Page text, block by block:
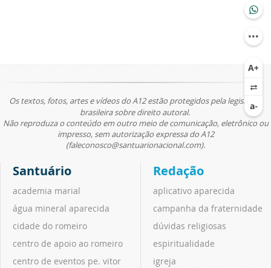
Os textos, fotos, artes e vídeos do A12 estão protegidos pela legislação
brasileira sobre direito autoral.
Não reproduza o conteúdo em outro meio de comunicação, eletrônico ou
impresso, sem autorização expressa do A12
(faleconosco@santuarionacional.com).
Santuário
academia marial
água mineral aparecida
cidade do romeiro
centro de apoio ao romeiro
centro de eventos pe. vitor
Redação
aplicativo aparecida
campanha da fraternidade
dúvidas religiosas
espiritualidade
igreja